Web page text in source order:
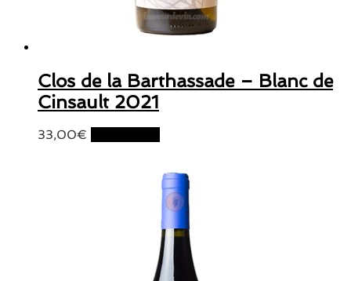
Clos de la Barthassade – Blanc de
Cinsault 2021
33,00€